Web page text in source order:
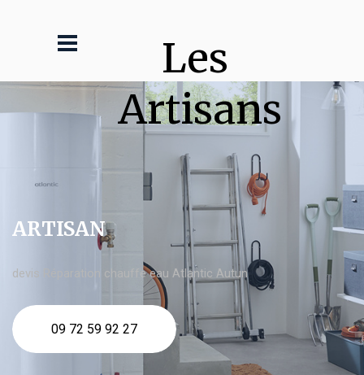
Les
Artisans
ARTISAN
devis Réparation chauffe eau Atlantic Autun
09 72 59 92 27